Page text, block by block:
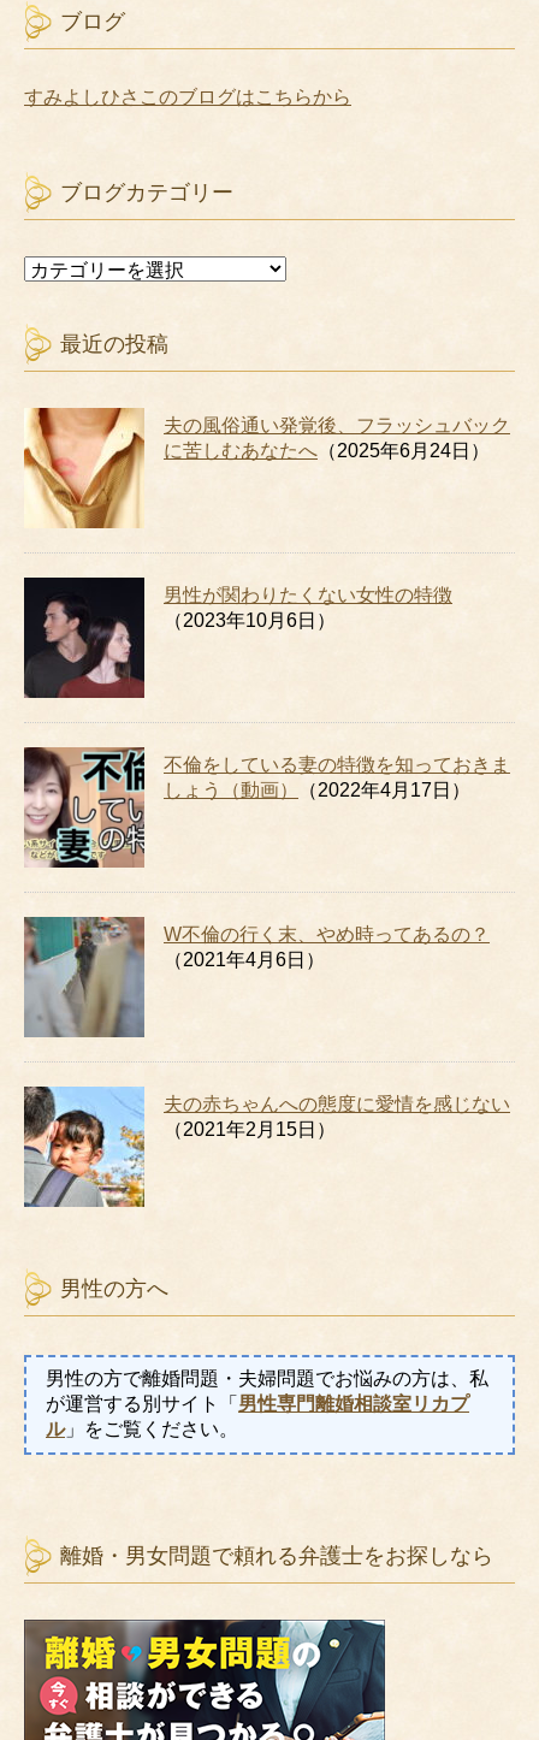
ブログ
すみよしひさこのブログはこちらから
ブログカテゴリー
ブ
カ
テ
リ
ー
最近の投稿
夫の風俗通い発覚後、フラッシュバック
に苦しむあなたへ （2025年6月24日）
男性が関わりたくない女性の特徴
（2023年10月6日）
不倫をしている妻の特徴を知っておきま
しょう（動画）
（2022年4月17日）
W不倫の行く末、やめ時ってあるの？
（2021年4月6日）
夫の赤ちゃんへの態度に愛情を感じない
（2021年2月15日）
男性の方へ
男性の方で離婚問題・夫婦問題でお悩みの方は、私
が運営する別サイト「 男性専門離婚相談室リカプ
ル」をご覧ください。
離婚・男女問題で頼れる弁護士をお探しなら